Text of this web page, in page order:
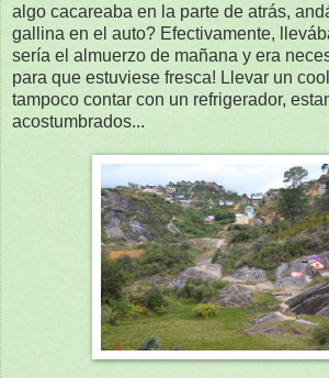
algo cacareaba en la parte de atrás,
gallina en el auto? Efectivamente,
sería el almuerzo de mañana y era
para que estuviese fresca! Llevar un
tampoco contar con un refrigerador,
acostumbrados...